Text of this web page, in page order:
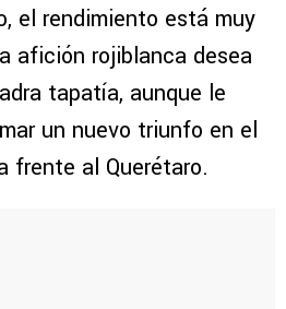
el rendimiento está muy
afición rojiblanca desea
tapatía, aunque le
un nuevo triunfo en el
frente al Querétaro.